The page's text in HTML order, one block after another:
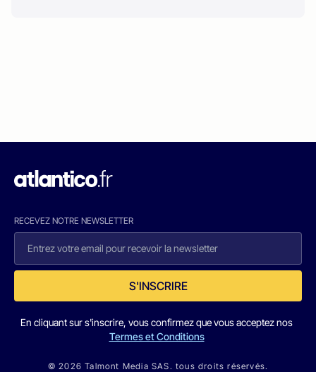
RECEVEZ NOTRE NEWSLETTER
S'INSCRIRE
En cliquant sur s'inscrire, vous confirmez que vous acceptez nos
Termes et Conditions
© 2026 Talmont Media SAS. tous droits réservés.